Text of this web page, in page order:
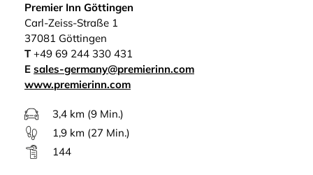
Premier Inn Göttingen
Carl-Zeiss-Straße 1
37081 Göttingen
T+49 69 244 330 431
E sales-germany@premierinn.com
www.premierinn.com
3,4 km (9 Min.)
1,9 km (27 Min.)
144